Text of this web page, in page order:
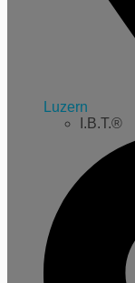
Luzern
I.B.T.®